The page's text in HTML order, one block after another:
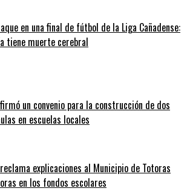
en una final de fútbol de la Liga Cañadense:
tiene muerte cerebral
un convenio para la construcción de dos
en escuelas locales
explicaciones al Municipio de Totoras
en los fondos escolares